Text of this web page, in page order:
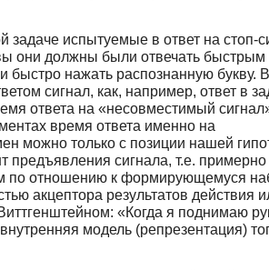
задаче испытуемые в ответ на стоп-
они должны были отвечать быстрым
нажать распознанную букву. В
сигнал, как, например, ответ в
ответа на «несовместимый
время ответа именно на
можно только с позиции нашей
предъявления сигнала, т.е. примерно
по отношению к формирующемуся
акцептора результатов действия
«Когда я поднимаю
модель (репрезентация)